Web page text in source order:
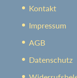
Kontakt
Impressum
AGB
Datenschutz